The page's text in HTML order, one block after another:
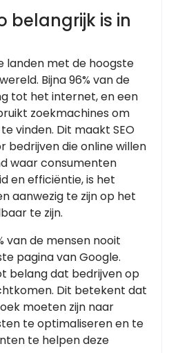
belangrijk is in
landen met de hoogste
Bijna 96% van de
tot het internet, en een
zoekmachines om
vinden. Dit maakt SEO
bedrijven die online willen
waar consumenten
en efficiëntie, is het
aanwezig te zijn op het
te zijn.
van de mensen nooit
pagina van Google.
belang dat bedrijven op
Dit betekent dat
moeten zijn naar
te optimaliseren en te
te helpen deze